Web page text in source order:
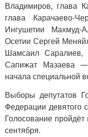
Владимиров, глава
глава Карачаево-
Ингушетии Махмуд-
Осетии Сергей
Шамсаил
Сапижат Мазаева
начала специальной
Выборы депутатов
Федерации девятого
Голосование
сентября.